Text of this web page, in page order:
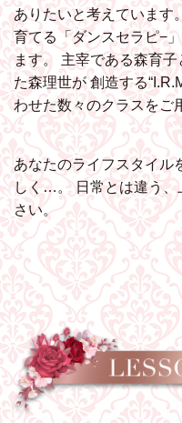
ありたいと考えています
育てる「ダンスセラピ−
ます。
主宰である森育
た森理世が創造する
わせた数々のクラスをご
あなたのライフスタイ
しく…。日常とは違う、
さい。